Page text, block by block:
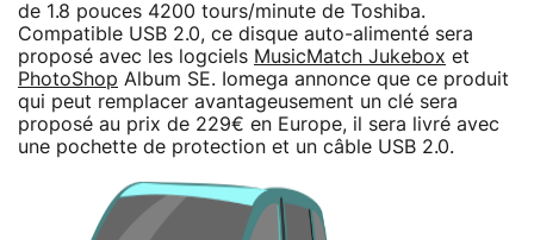
de 1.8 pouces 4200 tours/minute de Toshiba.
Compatible USB 2.0, ce disque auto-alimenté sera
proposé avec les logciels MusicMatch Jukebox et
PhotoShop Album SE. Iomega annonce que ce produit
qui peut remplacer avantageusement un clé sera
proposé au prix de 229€ en Europe, il sera livré avec
une pochette de protection et un câble USB 2.0.